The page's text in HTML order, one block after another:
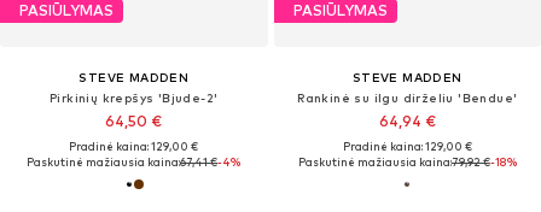
PASIŪLYMAS
STEVE MADDEN
Pirkinių krepšys 'Bjude-2'
64,50 €
Pradinė kaina: 129,00 €
Paskutinė mažiausia kaina:67,41 €-4%
PASIŪLYMAS
STEVE MADDEN
Rankinė su ilgu dirželiu 'Bendue'
64,94 €
Pradinė kaina: 129,00 €
Paskutinė mažiausia kaina:79,92 €-18%